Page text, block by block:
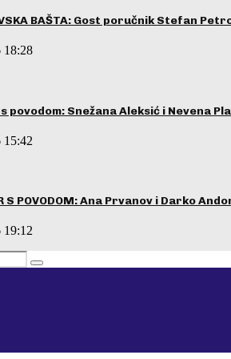
BAŠTA: Gost poručnik Stefan
18:28
povodom: Snežana Aleksić i Nevena
15:42
S POVODOM: Ana Prvanov i Darko
19:12
Pretraga